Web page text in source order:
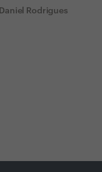
Daniel Rodrigues